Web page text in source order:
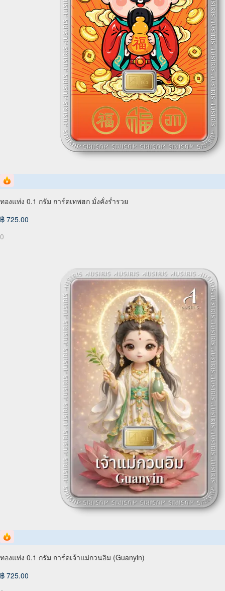
ทองแท่ง 0.1 กรัม การ์ดเทพฮก มั่งคั่งร่ำรวย
฿ 725.00
0
ทองแท่ง 0.1 กรัม การ์ดเจ้าแม่กวนอิม (Guanyin)
฿ 725.00